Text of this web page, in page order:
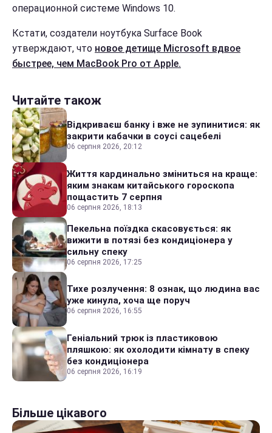
операционной системе Windows 10.
Кстати, создатели ноутбука Surface Book
утверждают, что новое детище Microsoft вдвое
быстрее, чем MacBook Pro от Apple.
Читайте також
Відкриваєш банку і вже не зупинитися: як
закрити кабачки в соусі сацебелі
06 серпня 2026, 20:12
Життя кардинально зміниться на краще:
яким знакам китайського гороскопа
пощастить 7 серпня
06 серпня 2026, 18:13
Пекельна поїздка скасовується: як
вижити в потязі без кондиціонера у
сильну спеку
06 серпня 2026, 17:25
Тихе розлучення: 8 ознак, що людина вас
уже кинула, хоча ще поруч
06 серпня 2026, 16:55
Геніальний трюк із пластиковою
пляшкою: як охолодити кімнату в спеку
без кондиціонера
06 серпня 2026, 16:19
Більше цікавого